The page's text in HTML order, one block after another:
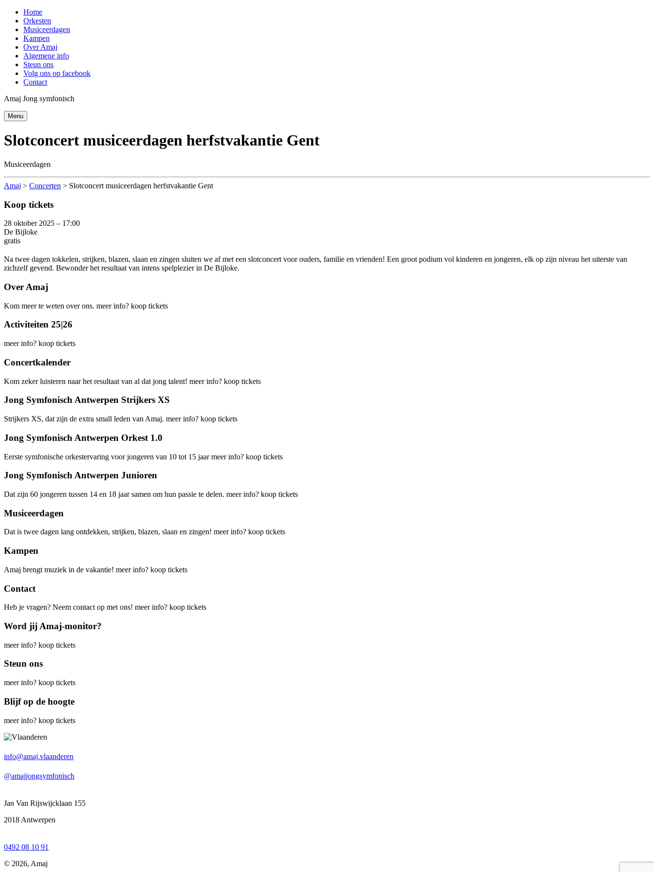
Home
Orkesten
Musiceerdagen
Kampen
Over Amaj
Algemene info
Steun ons
Volg ons op facebook
Contact
Amaj Jong symfonisch
Menu
Slotconcert musiceerdagen herfstvakantie Gent
Musiceerdagen
Amaj > Concerten > Slotconcert musiceerdagen herfstvakantie Gent
Koop tickets
28 oktober 2025 – 17:00
De Bijloke
gratis
Na twee dagen tokkelen, strijken, blazen, slaan en zingen sluiten we af met een slotconcert voor ouders, familie en vrienden! Een groot podium vol kinderen en jongeren, elk op zijn niveau het uiterste van
zichzelf gevend. Bewonder het resultaat van intens spelplezier in De Bijloke.
Over Amaj
Kom meer te weten over ons. meer info? koop tickets
Activiteiten 25|26
meer info? koop tickets
Concertkalender
Kom zeker luisteren naar het resultaat van al dat jong talent! meer info? koop tickets
Jong Symfonisch Antwerpen Strijkers XS
Strijkers XS, dat zijn de extra small leden van Amaj. meer info? koop tickets
Jong Symfonisch Antwerpen Orkest 1.0
Eerste symfonische orkestervaring voor jongeren van 10 tot 15 jaarmeer info? koop tickets
Jong Symfonisch Antwerpen Junioren
Dat zijn 60 jongeren tussen 14 en 18 jaar samen om hun passie te delen. meer info? koop tickets
Musiceerdagen
Dat is twee dagen lang ontdekken, strijken, blazen, slaan en zingen! meer info? koop tickets
Kampen
Amaj brengt muziek in de vakantie! meer info? koop tickets
Contact
Heb je vragen? Neem contact op met ons! meer info? koop tickets
Word jij Amaj-monitor?
meer info? koop tickets
Steun ons
meer info? koop tickets
Blijf op de hoogte
meer info? koop tickets
info@amaj.vlaanderen
@amajjongsymfonisch
Jan Van Rijswijcklaan 155
2018 Antwerpen
0492 08 10 91
© 2026, Amaj